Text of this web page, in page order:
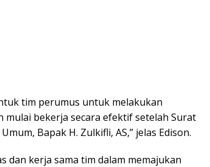
tim perumus untuk melakukan
mulai bekerja secara efektif setelah Surat
Bapak H. Zulkifli, AS,” jelas Edison.
dan kerja sama tim dalam memajukan